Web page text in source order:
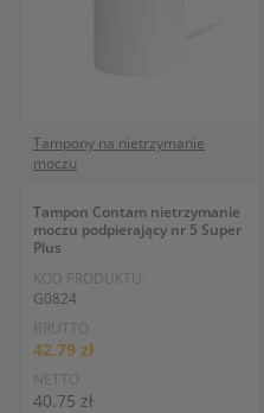
Tampony na nietrzymanie
moczu
Tampon Contam nietrzymanie
moczu podpierający nr 5 Super
Plus
KOD PRODUKTU:
G0824
BRUTTO
42.79 zł
NETTO
40.75 zł